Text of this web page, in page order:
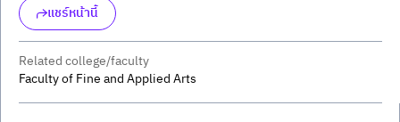
แชร์หน้านี้
Related college/faculty
Faculty of Fine and Applied Arts